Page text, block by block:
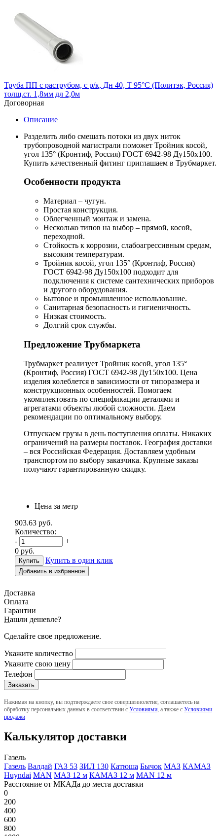
Труба ПП с раструбом, с р/к, Дн 40, Т 95°С (Политэк, Россия)
толщ.ст. 1,8мм дл 2,0м
Договорная
Описание
Разделить либо смешать потоки из двух ниток
трубопроводной магистрали поможет Тройник косой,
угол 135° (Кронтиф, Россия) ГОСТ 6942-98 Ду150х100.
Купить качественный фитинг приглашаем в Трубмаркет.
Особенности продукта
Материал – чугун.
Простая конструкция.
Облегченный монтаж и замена.
Несколько типов на выбор – прямой, косой,
переходной.
Стойкость к коррозии, слабоагрессивным средам,
высоким температурам.
Тройник косой, угол 135° (Кронтиф, Россия)
ГОСТ 6942-98 Ду150х100 подходит для
подключения к системе сантехнических приборов
и другого оборудования.
Бытовое и промышленное использование.
Санитарная безопасность и гигиеничность.
Низкая стоимость.
Долгий срок службы.
Предложение Трубмаркета
Трубмаркет реализует Тройник косой, угол 135°
(Кронтиф, Россия) ГОСТ 6942-98 Ду150х100. Цена
изделия колеблется в зависимости от типоразмера и
конструкционных особенностей. Помогаем
укомплектовать по спецификации деталями и
агрегатами объекты любой сложности. Даем
рекомендации по оптимальному выбору.
Отпускаем грузы в день поступления оплаты. Никаких
ограничений на размеры поставок. География доставки
– вся Российская Федерация. Доставляем удобным
транспортом по выбору заказчика. Крупные заказы
получают гарантированную скидку.
Цена за метр
903.63 руб.
Количество:
-
+
0 руб.
Купить в один клик
Добавить в избранное
Доставка
Оплата
Гарантии
Нашли дешевле?
Сделайте свое предложение.
Укажите количество
Укажите свою цену
Телефон
Нажимая на кнопку, вы подтверждаете свое совершеннолетие, соглашаетесь на
обработку персональных данных в соответствии с Условиями , а также с Условиями
продажи
Калькулятор доставки
Газель
Газель Валдай ГАЗ 53 ЗИЛ 130 Катюша Бычок МАЗ КАМАЗ
Huyndai MAN МАЗ 12 м КАМАЗ 12 м MAN 12 м
Расстояние от МКАДа до места доставки
0
200
400
600
800